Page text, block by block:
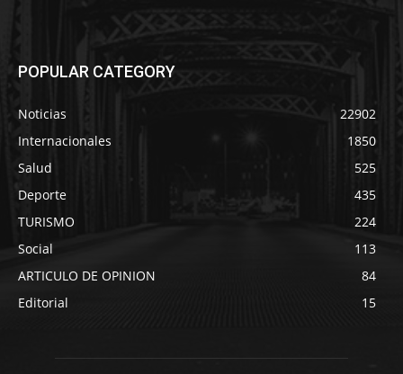
POPULAR CATEGORY
Noticias
22902
Internacionales
1850
Salud
525
Deporte
435
TURISMO
224
Social
113
ARTICULO DE OPINION
84
Editorial
15